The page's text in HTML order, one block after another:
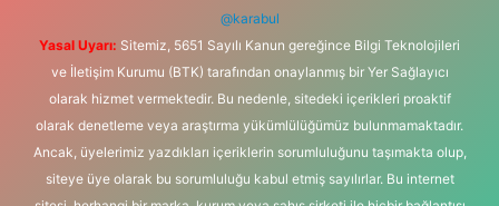
@karabul
Yasal Uyarı: Sitemiz, 5651 Sayılı Kanun gereğince Bilgi Teknolojileri
ve İletişim Kurumu (BTK) tarafından onaylanmış bir Yer Sağlayıcı
olarak hizmet vermektedir. Bu nedenle, sitedeki içerikleri proaktif
olarak denetleme veya araştırma yükümlülüğümüz bulunmamaktadır.
Ancak, üyelerimiz yazdıkları içeriklerin sorumluluğunu taşımakta olup,
siteye üye olarak bu sorumluluğu kabul etmiş sayılırlar. Bu internet